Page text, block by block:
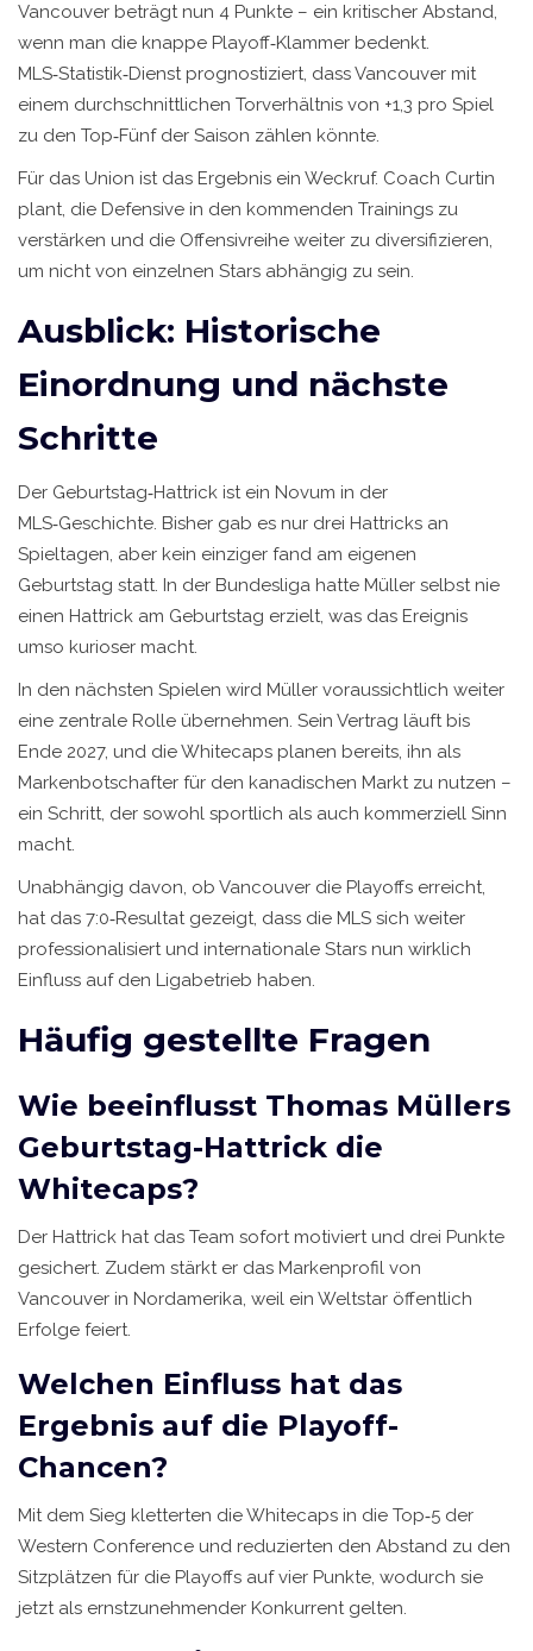
Vancouver beträgt nun 4 Punkte – ein kritischer Abstand,
wenn man die knappe Playoff‑Klammer bedenkt.
MLS‑Statistik‑Dienstprognostiziert, dass Vancouver mit
einem durchschnittlichen Torverhältnis von +1,3 pro Spiel
zu den Top‑Fünf der Saison zählen könnte.
Für das Union ist das Ergebnis ein Weckruf. Coach Curtin
plant, die Defensive in den kommenden Trainings zu
verstärken und die Offensivreihe weiter zu diversifizieren,
um nicht von einzelnen Stars abhängig zu sein.
Ausblick: Historische
Einordnung und nächste
Schritte
Der Geburtstag‑Hattrick ist ein Novum in der
MLS‑Geschichte. Bisher gab es nur drei Hattricks an
Spieltagen, aber kein einziger fand am eigenen
Geburtstag statt. In der Bundesliga hatte Müller selbst nie
einen Hattrick am Geburtstag erzielt, was das Ereignis
umso kurioser macht.
In den nächsten Spielen wird Müller voraussichtlich weiter
eine zentrale Rolle übernehmen. Sein Vertrag läuft bis
Ende 2027, und die Whitecaps planen bereits, ihn als
Markenbotschafter für den kanadischen Markt zu nutzen –
ein Schritt, der sowohl sportlich als auch kommerziell Sinn
macht.
Unabhängig davon, ob Vancouver die Playoffs erreicht,
hat das 7:0‑Resultat gezeigt, dass die MLS sich weiter
professionalisiert und internationale Stars nun wirklich
Einfluss auf den Ligabetrieb haben.
Häufig gestellte Fragen
Wie beeinflusst Thomas Müllers
Geburtstag-Hattrick die
Whitecaps?
Der Hattrick hat das Team sofort motiviert und drei Punkte
gesichert. Zudem stärkt er das Markenprofil von
Vancouver in Nordamerika, weil ein Weltstar öffentlich
Erfolge feiert.
Welchen Einfluss hat das
Ergebnis auf die Playoff-
Chancen?
Mit dem Sieg kletterten die Whitecaps in die Top‑5 der
Western Conference und reduzierten den Abstand zu den
Sitzplätzen für die Playoffs auf vier Punkte, wodurch sie
jetzt als ernstzunehmender Konkurrent gelten.